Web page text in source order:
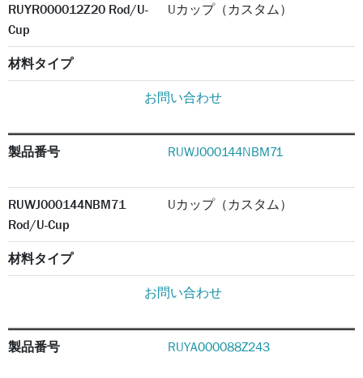
RUYR000012Z20 Rod/U-
Cup
Uカップ（カスタム）
材料タイプ
お問い合わせ
製品番号 RUWJ000144NBM71
RUWJ000144NBM71
Rod/U-Cup
Uカップ（カスタム）
材料タイプ
お問い合わせ
製品番号 RUYA000088Z243